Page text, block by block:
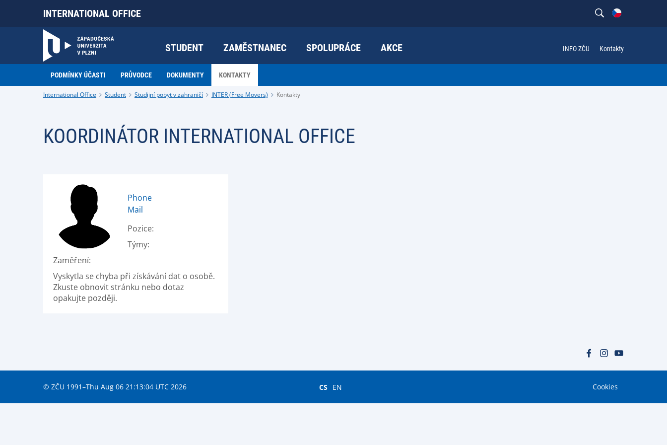
INTERNATIONAL OFFICE
STUDENT ZAMĚSTNANEC SPOLUPRÁCE AKCE INFO ZČU Kontakty
PODMÍNKY ÚČASTI PRŮVODCE DOKUMENTY KONTAKTY
International Office Student Studijní pobyt v zahraničí INTER (Free Movers) Kontakty
KOORDINÁTOR INTERNATIONAL OFFICE
Phone
Mail
Pozice:
Týmy:
Zaměření:
Vyskytla se chyba při získávání dat o osobě.
Zkuste obnovit stránku nebo dotaz
opakujte později.
© ZČU 1991–Thu Aug 06 21:13:04 UTC 2026 CS EN Cookies